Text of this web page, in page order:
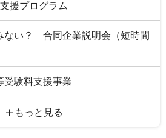
援プログラム
ない？ 合同企業説明会（短時間
受験料支援事業
もっと見る